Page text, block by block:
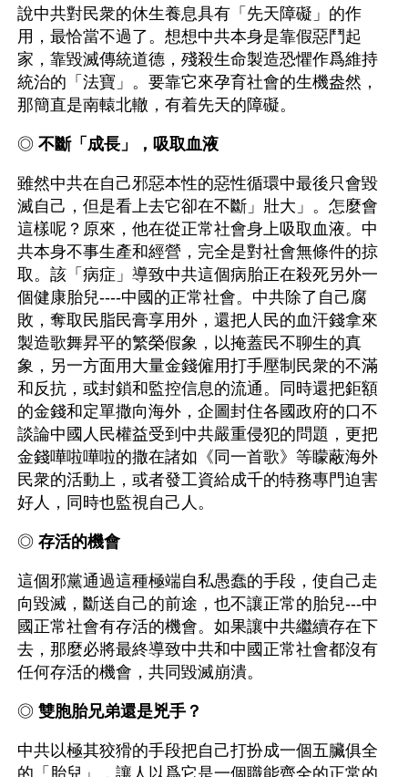
說中共對民衆的休生養息具有「先天障礙」的作
用，最恰當不過了。想想中共本身是靠假惡鬥起
家，靠毀滅傳統道德，殘殺生命製造恐懼作爲維持
統治的「法寶」。要靠它來孕育社會的生機盎然，
那簡直是南轅北轍，有着先天的障礙。
◎ 不斷「成長」，吸取血液
雖然中共在自己邪惡本性的惡性循環中最後只會毀
滅自己，但是看上去它卻在不斷」壯大」。怎麼會
這樣呢？原來，他在從正常社會身上吸取血液。中
共本身不事生產和經營，完全是對社會無條件的掠
取。該「病症」導致中共這個病胎正在殺死另外一
個健康胎兒----中國的正常社會。中共除了自己腐
敗，奪取民脂民膏享用外，還把人民的血汗錢拿來
製造歌舞昇平的繁榮假象，以掩蓋民不聊生的真
象，另一方面用大量金錢僱用打手壓制民衆的不滿
和反抗，或封鎖和監控信息的流通。同時還把鉅額
的金錢和定單撒向海外，企圖封住各國政府的口不
談論中國人民權益受到中共嚴重侵犯的問題，更把
金錢嘩啦嘩啦的撒在諸如《同一首歌》等矇蔽海外
民衆的活動上，或者發工資給成千的特務專門迫害
好人，同時也監視自己人。
◎ 存活的機會
這個邪黨通過這種極端自私愚蠢的手段，使自己走
向毀滅，斷送自己的前途，也不讓正常的胎兒---中
國正常社會有存活的機會。如果讓中共繼續存在下
去，那麼必將最終導致中共和中國正常社會都沒有
任何存活的機會，共同毀滅崩潰。
◎ 雙胞胎兄弟還是兇手？
中共以極其狡猾的手段把自己打扮成一個五臟俱全
的「胎兒」，讓人以爲它是一個職能齊全的正常的